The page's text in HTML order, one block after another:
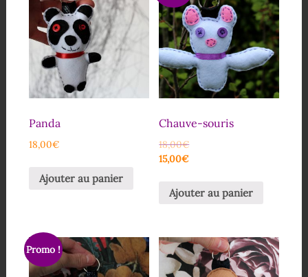
Panda
18,00€
Ajouter au panier
Chauve-souris
18,00€
15,00€
Ajouter au panier
Promo !